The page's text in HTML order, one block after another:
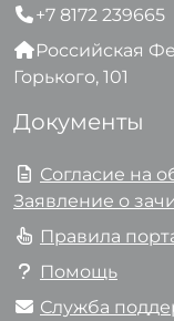
+7 8172 239665
Российская
Горького, 101
Документы
Согласие на
Заявление о
Правила
Помощь
Служба